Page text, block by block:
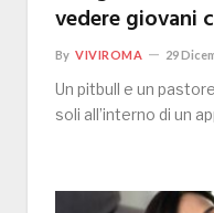
vedere giovani
By VIVIROMA 29
Un pitbull e un
soli all’interno di un